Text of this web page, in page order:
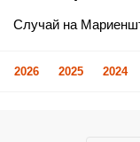
Случай на
2026 2025 2024